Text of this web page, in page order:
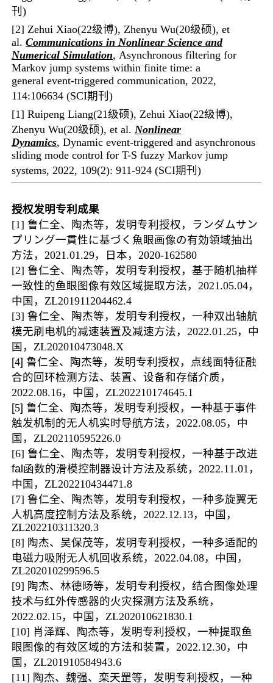
刊)
[2] Zehui Xiao(22级博), Zhenyu Wu(20级硕), et
al.Communications in Nonlinear Science and
Numerical Simulation, Asynchronous filtering for
Markov jump systems within finite time: a
general event-triggered communication, 2022,
114:106634 (SCI期刊)
[1] Ruipeng Liang(21级硕), Zehui Xiao(22级博),
Zhenyu Wu(20级硕), et al. Nonlinear
Dynamics, Dynamic event-triggered and asynchronous
sliding mode control for T-S fuzzy Markov jump
systems, 2022, 109(2): 911-924 (SCI期刊)
授权发明专利成果
[1]鲁仁全、陶杰等 ，发明专利授权 ，ランダムサン
プリング一貫性に基づく魚眼画像の有効領域抽出
方法， 2021.01.29，日本， 2020-162580
[2]鲁仁全、陶杰等 ，发明专利授权 ，基于随机抽样
一致性的鱼眼图像有效区域提取方法， 2021.05.04，
中国， ZL201911204462.4
[3]鲁仁全、陶杰等 ，发明专利授权 ，一种双出轴航
模无刷电机的减速装置及减速方法， 2022.01.25，中
国， ZL202010473048.X
[4] 鲁仁全、陶杰等，发明专利授权，点线面特征融
合的回环检测方法、装置、设备和存储介质，
2022.08.16，中国， ZL202210174645.1
[5] 鲁仁全、陶杰等，发明专利授权，一种基于事件
触发机制的无人机实时导航方法， 2022.08.05，中
国， ZL202110595226.0
[6]鲁仁全、陶杰等，发明专利授权，一种基于改进
fal函数的滑模控制器设计方法及系统 ， 2022.11.01 ，
中国， ZL202210434471.8
[7]鲁仁全、陶杰等，发明专利授权，一种多旋翼无
人机高度控制方法及系统 ， 2022.12.13，中国，
ZL202210311320.3
[8] 陶杰、吴保茂等 ，发明专利授权 ，一种多适配的
电磁力吸附无人机回收系统 ， 2022.04.08，中国，
ZL202010299596.5
[9] 陶杰、林德旸等 ，发明专利授权 ，结合图像处理
技术与红外传感器的火灾探测方法及系统，
2022.02.15，中国， ZL202010621830.1
[10] 肖泽辉、陶杰等 ，发明专利授权，一种提取鱼
眼图像的有效区域的方法和装置， 2022.12.30， 中
国 ，ZL201910584943.6
[11] 陶杰、魏强、栾天罡等，发明专利授权，一种